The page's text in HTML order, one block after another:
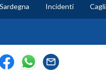
Incidenti